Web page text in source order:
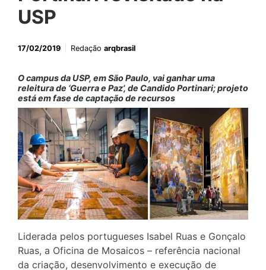
USP
17/02/2019 Redação arqbrasil
O campus da USP, em São Paulo, vai ganhar uma
releitura de ‘Guerra e Paz’, de Candido Portinari; projeto
está em fase de captação de recursos
Liderada pelos portugueses Isabel Ruas e Gonçalo
Ruas, a Oficina de Mosaicos – referência nacional
da criação, desenvolvimento e execução de